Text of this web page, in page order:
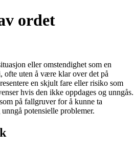
ordet
eller omstendighet som en
ofte uten å være klar over det på
en skjult fare eller risiko som
hvis den ikke oppdages og unngås.
på fallgruver for å kunne ta
potensielle problemer.